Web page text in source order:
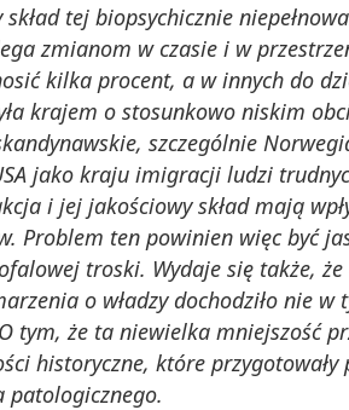
skład tej biopsychicznie
zmianom w czasie i w
kilka procent, a w innych do
krajem o stosunkowo niskim
szczególnie
jako kraju imigracji ludzi
i jej jakościowy skład mają
Problem ten powinien więc być
troski. Wydaje się także,
o władzy dochodziło nie
tym, że ta niewielka mniejszość
historyczne, które
patologicznego.